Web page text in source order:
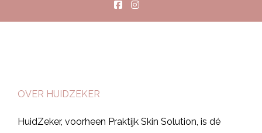
OVER HUIDZEKER
HuidZeker, voorheen Praktijk Skin Solution, is dé